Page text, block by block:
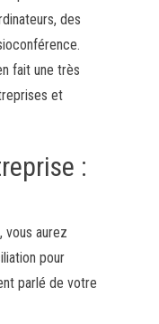
des
fait une très
et
:
vous aurez
pour
parlé de votre